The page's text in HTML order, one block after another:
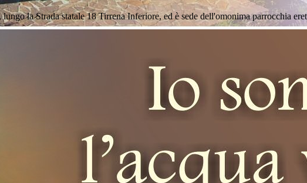
la Strada statale 18 Tirrena Inferiore, ed è sede dell'omonima parrocchia